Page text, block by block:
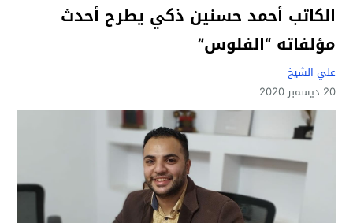
الكاتب أحمد حسنين ذكي يطرح أحدث
مؤلفاته “الفلوس”
علي الشيخ
20 ديسمبر 2020